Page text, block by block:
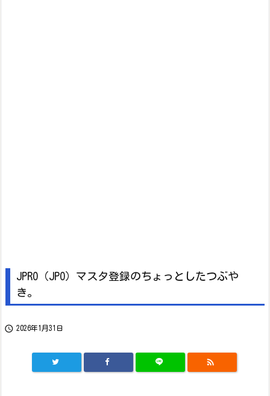
JPRO（JPO）マスタ登録のちょっとしたつぶや
き。
 2026年1月31日
